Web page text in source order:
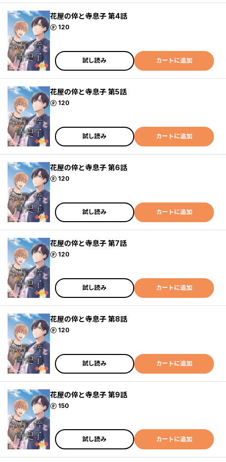
花屋の倅と寺息子 第4話
120
ポイント
試し読み カートに追加
花屋の倅と寺息子 第5話
120
ポイント
試し読み カートに追加
花屋の倅と寺息子 第6話
120
ポイント
試し読み カートに追加
花屋の倅と寺息子 第7話
120
ポイント
試し読み カートに追加
花屋の倅と寺息子 第8話
120
ポイント
試し読み カートに追加
花屋の倅と寺息子 第9話
150
ポイント
試し読み カートに追加